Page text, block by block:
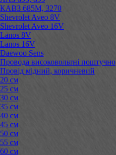
КАВЗ 685М, 3270
Shevrolet Aveo 8V
Shevrolet Aveo 16V
Lanos 8V
Lanos 16V
Daewoo Sens
Провода високовольтні поштучно
Провід мідний, коричневий
20 см
25 см
30 см
35 см
40 см
45 см
50 см
55 см
60 см